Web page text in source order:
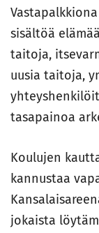
sisältöä
taitoja,
uusia taitoja,
tasapainoa
Koulujen
kannustaa
jokaista